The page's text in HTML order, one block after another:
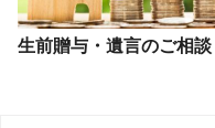
生前贈与・遺言のご相談